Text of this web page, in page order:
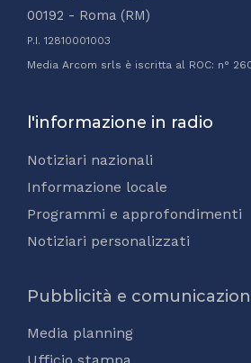
00192 - Roma (RM)
P.I. 12810001003
Media Arcom srls è iscritta al ROC: n°
l'informazione in radio
Notiziari nazionali
Informazione locale
Programmi e approfondimenti
Notiziari personalizzati
Pubblicità e
Media planning
Ufficio stampa